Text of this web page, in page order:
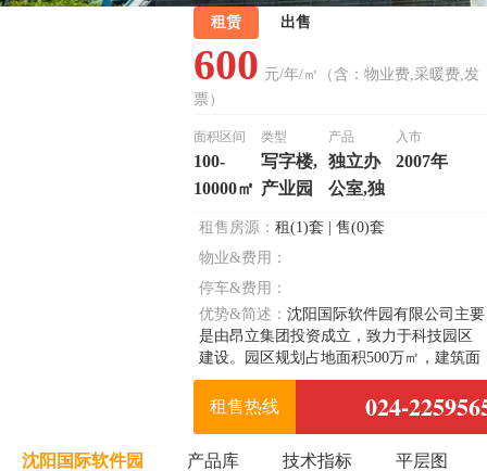
租赁 出售
600 元/年/㎡（含：物业费,采暖费,发
票）
面积区间
100-
10000㎡
类型
写字楼,
产业园
产品
独立办
公室,独
入市
2007年
租售房源： 租(1)套 | 售(0)套
物业&费用：
停车&费用：
优势&简述： 沈阳国际软件园有限公司主要
是由昂立集团投资成立，致力于科技园区
建设。园区规划占地面积500万㎡，建筑面
积400万㎡，分为A B C D E F六个区，其中
F区是示范园区，E D 区已完工交房，对外
套。
租售热线 024-
沈阳国际软件园 产品库 技术指标 平层图